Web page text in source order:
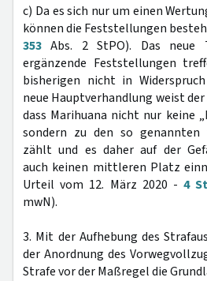
c) Da es sich nur um einen
können die Feststellungen
353 Abs. 2 StPO). Das neue
ergänzende Feststellungen
bisherigen nicht in
neue Hauptverhandlung weist
dass Marihuana nicht nur keine
sondern zu den so genannten
zählt und es daher auf der
auch keinen mittleren Platz
Urteil vom 12. März 2020 -4
mwN).
3. Mit der Aufhebung des
der Anordnung des
Strafe vor der Maßregel die